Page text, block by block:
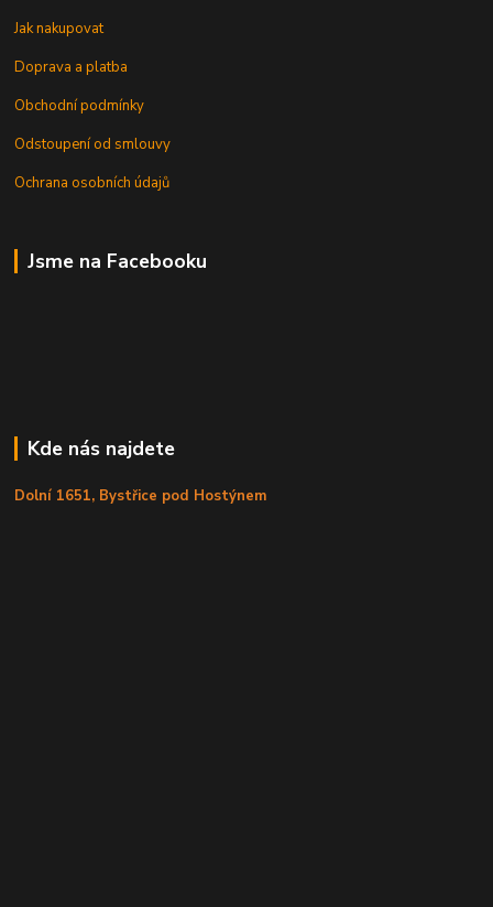
Jak nakupovat
Doprava a platba
Obchodní podmínky
Odstoupení od smlouvy
Ochrana osobních údajů
Jsme na Facebooku
Kde nás najdete
Dolní 1651, Bystřice pod Hostýnem